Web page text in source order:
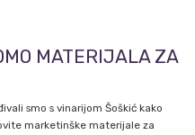
MATERIJALA ZA
smo s vinarijom Šoškić kako
marketinške materijale za